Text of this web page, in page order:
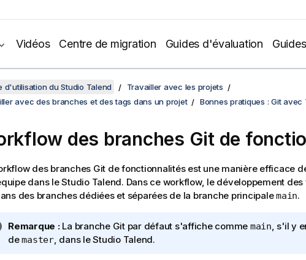
Vidéos Centre de migration Guides d'évaluation
d'utilisation du Studio Talend
Travailler avec les projets
avec des branches et des tags dans un projet
Bonnes pratiques : Git avec
des branches Git de
des branches Git de fonctionnalités est une manière efficace
dans leStudio Talend. Dans ce workflow, le développement
des branches dédiées et séparées de la branche principalemain.
N
o
Remarque :La branche Git par défaut s'affiche comme main, s'il y
demaster, dans leStudio Talend.